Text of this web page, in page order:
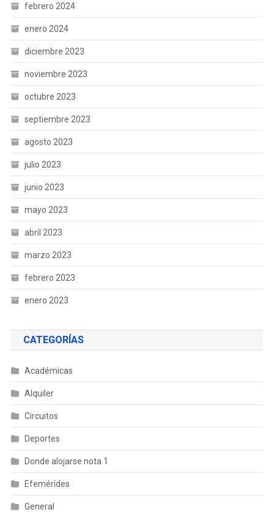
febrero 2024
enero 2024
diciembre 2023
noviembre 2023
octubre 2023
septiembre 2023
agosto 2023
julio 2023
junio 2023
mayo 2023
abril 2023
marzo 2023
febrero 2023
enero 2023
CATEGORÍAS
Académicas
Alquiler
Circuitos
Deportes
Donde alojarse nota 1
Efemérides
General